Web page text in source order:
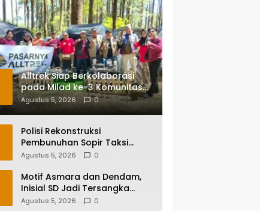
Alltrek Siap Berkolaborasi
pada Milad ke-3 Komunitas
Camping IKA Smandel
Makassar di Malino
Agustus 5, 2026 0
Polisi Rekonstruksi
Pembunuhan Sopir Taksi
Online di Maros, Tersangka
Agustus 5, 2026 0
Motif Asmara dan Dendam,
Inisial SD Jadi Tersangka
Pembunuhan Sopir Taksi
Agustus 5, 2026 0